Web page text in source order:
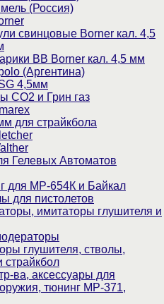
(Россия)
свинцовые Borner кал. 4,5
BB Borner кал. 4,5 мм
(Аргентина)
4,5мм
CO2 и Грин газ
для страйкбола
Гелевых Автоматов
для МР-654К и Байкал
для пистолетов
имитаторы глушителя и
глушителя, стволы,
страйкбол
ва, аксессуары для
оружия, тюнинг МР-371,